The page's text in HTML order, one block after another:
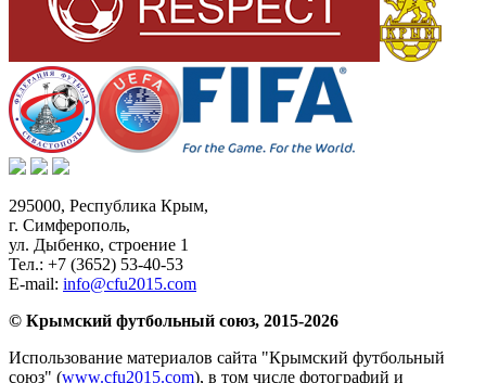
295000, Республика Крым,
г. Симферополь,
ул. Дыбенко, строение 1
Тел.: +7 (3652) 53-40-53
E-mail: info@cfu2015.com
© Крымский футбольный союз, 2015-2026
Использование материалов сайта "Крымский футбольный
союз" (www.cfu2015.com), в том числе фотографий и